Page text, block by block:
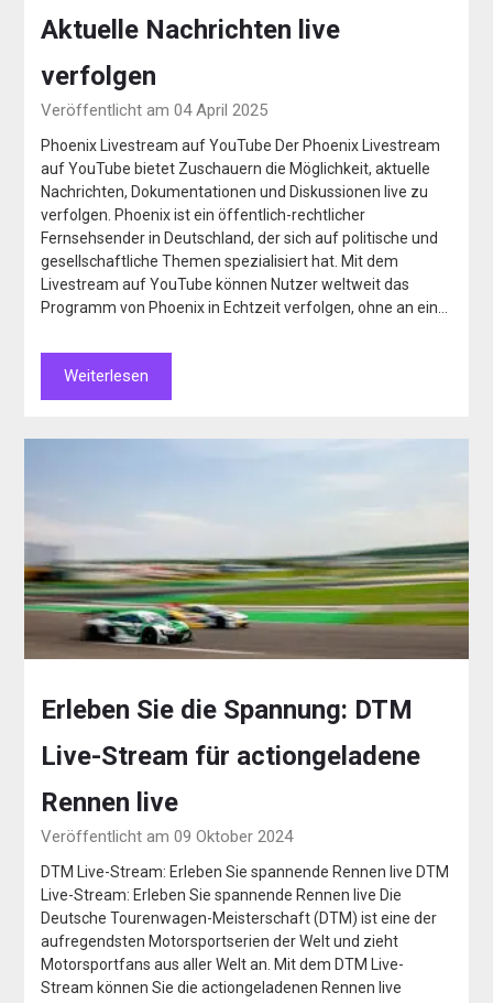
Aktuelle Nachrichten live
verfolgen
Veröffentlicht am 04 April 2025
Phoenix Livestream auf YouTube Der Phoenix Livestream
auf YouTube bietet Zuschauern die Möglichkeit, aktuelle
Nachrichten, Dokumentationen und Diskussionen live zu
verfolgen. Phoenix ist ein öffentlich-rechtlicher
Fernsehsender in Deutschland, der sich auf politische und
gesellschaftliche Themen spezialisiert hat. Mit dem
Livestream auf YouTube können Nutzer weltweit das
Programm von Phoenix in Echtzeit verfolgen, ohne an ein…
Weiterlesen
Erleben Sie die Spannung: DTM
Live-Stream für actiongeladene
Rennen live
Veröffentlicht am 09 Oktober 2024
DTM Live-Stream: Erleben Sie spannende Rennen live DTM
Live-Stream: Erleben Sie spannende Rennen live Die
Deutsche Tourenwagen-Meisterschaft (DTM) ist eine der
aufregendsten Motorsportserien der Welt und zieht
Motorsportfans aus aller Welt an. Mit dem DTM Live-
Stream können Sie die actiongeladenen Rennen live